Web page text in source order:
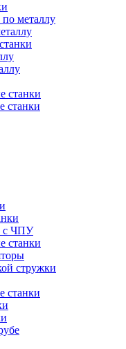
металлу
станки
станки
с ЧПУ
станки
стружки
станки